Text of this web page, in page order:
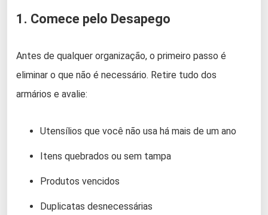
1. Comece pelo Desapego
Antes de qualquer organização, o primeiro passo é
eliminar o que não é necessário. Retire tudo dos
armários e avalie:
Utensílios que você não usa há mais de um ano
Itens quebrados ou sem tampa
Produtos vencidos
Duplicatas desnecessárias